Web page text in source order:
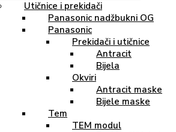
Utičnice i prekidači
Panasonic nadžbukni OG
Panasonic
Prekidači i utičnice
Antracit
Bijela
Okviri
Antracit maske
Bijele maske
Tem
TEM modul